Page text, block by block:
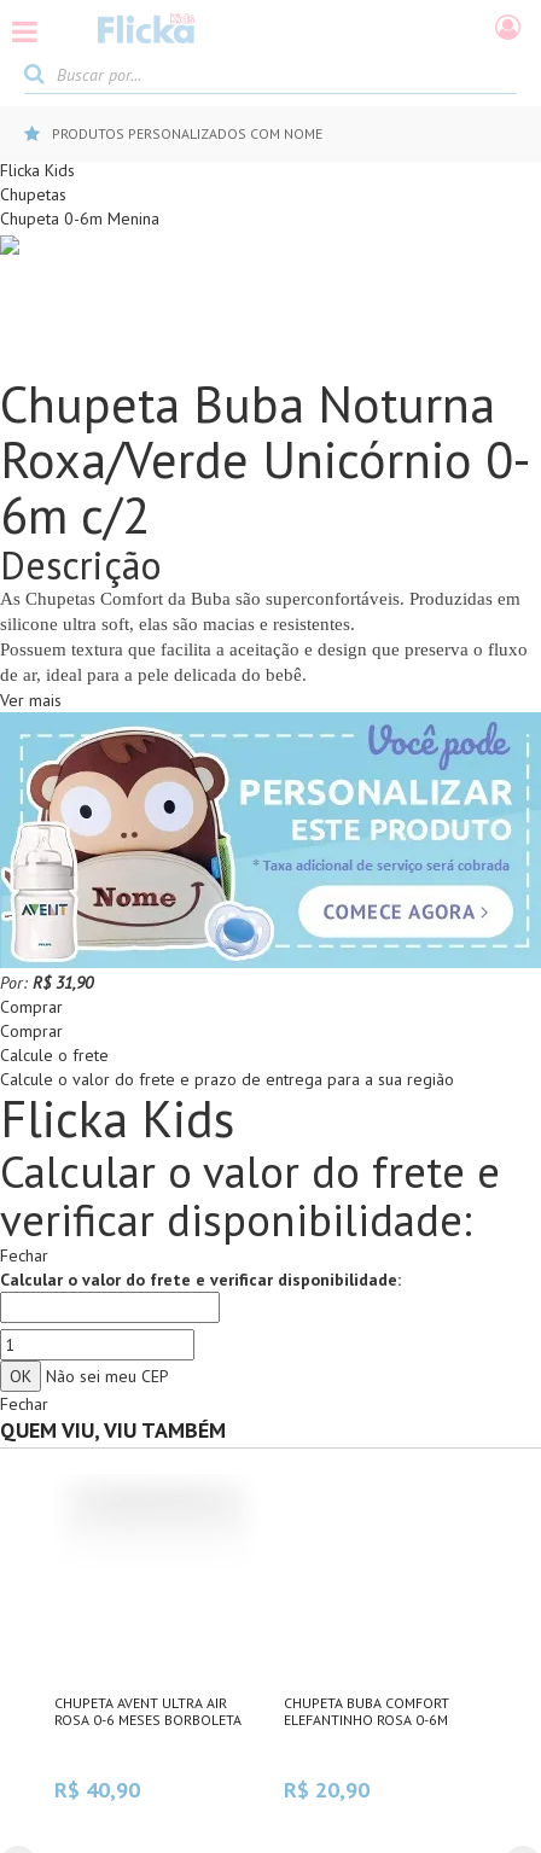
PRODUTOS PERSONALIZADOS COM NOME
Flicka Kids
Chupetas
Chupeta 0-6m Menina
Chupeta Buba Noturna
Roxa/Verde Unicórnio 0-
6m c/2
Descrição
As Chupetas Comfort da Buba são superconfortáveis. Produzidas em
silicone ultra soft, elas são macias e resistentes.
Possuem textura que facilita a aceitação e design que preserva o fluxo
de ar, ideal para a pele delicada do bebê.
Ver mais
Por: R$ 31,90
Comprar
Comprar
Calcule o frete
Calcule o valor do frete e prazo de entrega para a sua região
Flicka Kids
Calcular o valor do frete e
verificar disponibilidade:
Fechar
Calcular o valor do frete e verificar disponibilidade:
Não sei meu CEP
Fechar
QUEM VIU, VIU TAMBÉM
CHUPETA AVENT ULTRA AIR
ROSA 0-6 MESES BORBOLETA
R$ 40,90
CHUPETA BUBA COMFORT
ELEFANTINHO ROSA 0-6M
R$ 20,90